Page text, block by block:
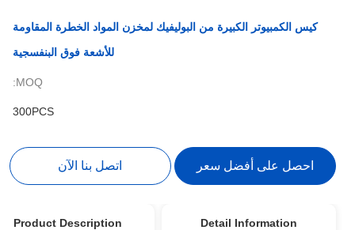
كيس الكمبيوتر الكبيرة من البوليفيك لمخزن المواد الخطرة المقاومة
للأشعة فوق البنفسجية
MOQ:
300PCS
احصل على أفضل سعر اتصل بنا الآن
Detail Information
Product Description